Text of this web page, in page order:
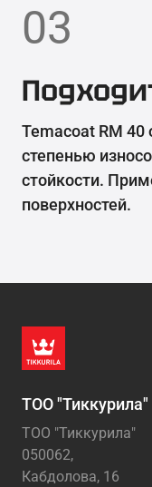
03
Temacoat RM 40
степенью
стойкости.
поверхностей.
ТОО "Тиккурила"
ТОО "Тиккурила"
050062,
Кабдолова, 16